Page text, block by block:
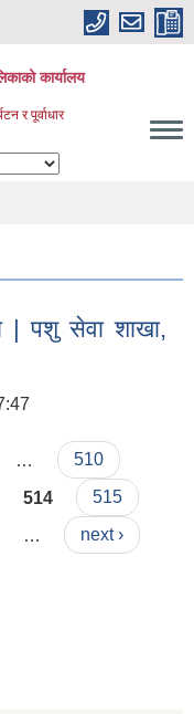
कार्यालय
र पूर्वाधार
| पशु सेवा शाखा,
510
514
515
next ›